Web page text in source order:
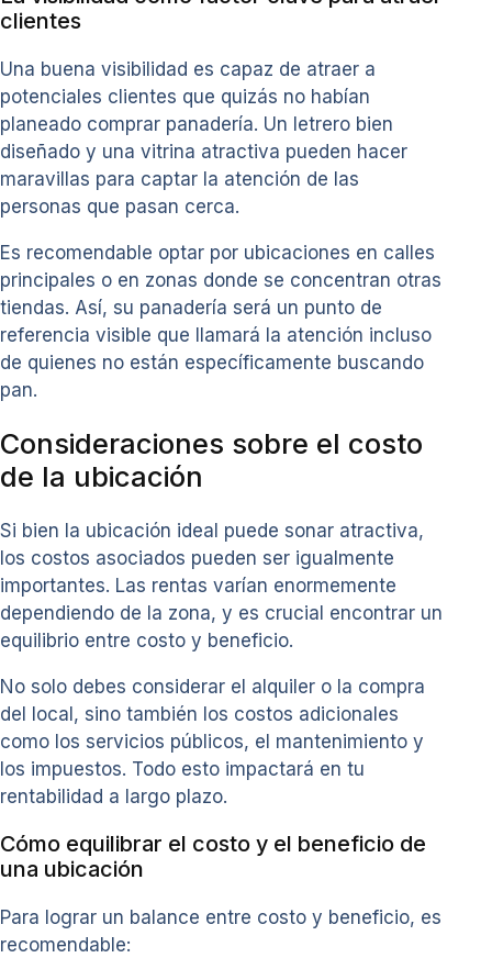
clientes
Una buena visibilidad es capaz de atraer a
potenciales clientes que quizás no habían
planeado comprar panadería. Un letrero bien
diseñado y una vitrina atractiva pueden hacer
maravillas para captar la atención de las
personas que pasan cerca.
Es recomendable optar por ubicaciones en calles
principales o en zonas donde se concentran otras
tiendas. Así, su panadería será un punto de
referencia visible que llamará la atención incluso
de quienes no están específicamente buscando
pan.
Consideraciones sobre el costo
de la ubicación
Si bien la ubicación ideal puede sonar atractiva,
los costos asociados pueden ser igualmente
importantes. Las rentas varían enormemente
dependiendo de la zona, y es crucial encontrar un
equilibrio entre costo y beneficio.
No solo debes considerar el alquiler o la compra
del local, sino también los costos adicionales
como los servicios públicos, el mantenimiento y
los impuestos. Todo esto impactará en tu
rentabilidad a largo plazo.
Cómo equilibrar el costo y el beneficio de
una ubicación
Para lograr un balance entre costo y beneficio, es
recomendable: